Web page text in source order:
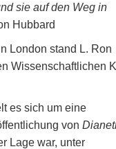
sie auf den Weg in
Hubbard
London stand L. Ron
Wissenschaftlichen
es sich um eine
von
Lage war, unter